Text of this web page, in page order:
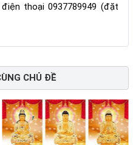
thoại 0937789949 (đặt
CHỦ ĐỀ